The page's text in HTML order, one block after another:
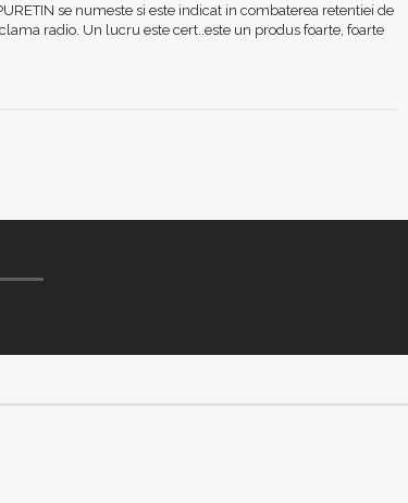
se numeste si este indicat in combaterea retentiei de
radio. Un lucru este cert..este un produs foarte, foarte